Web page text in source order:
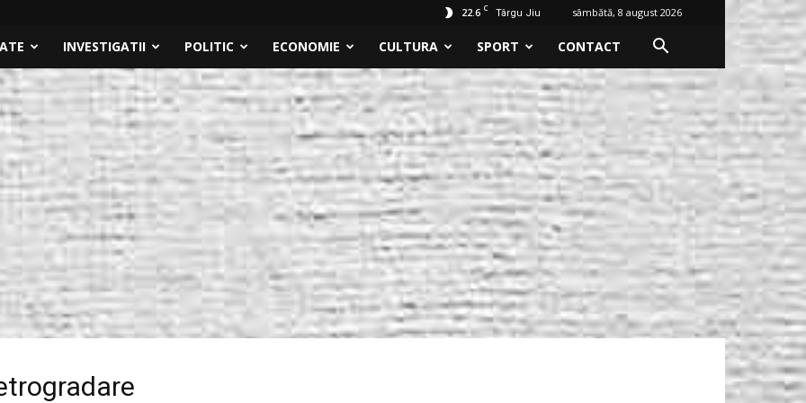
22.6 C Târgu Jiu sâmbătă, 8 august 2026
INVESTIGATII POLITIC ECONOMIE CULTURA SPORT CONTACT